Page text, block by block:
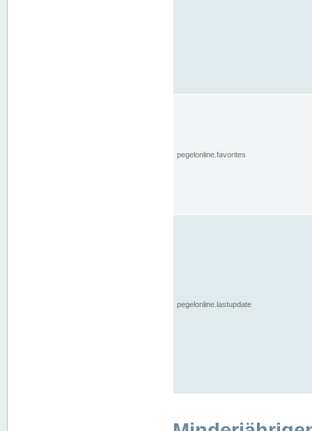
pegelonline.favorites
pegelonline.lastupdate